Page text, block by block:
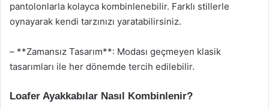
pantolonlarla kolayca kombinlenebilir. Farklı stillerle
oynayarak kendi tarzınızı yaratabilirsiniz.
– **Zamansız Tasarım**: Modası geçmeyen klasik
tasarımları ile her dönemde tercih edilebilir.
Loafer Ayakkabılar Nasıl Kombinlenir?